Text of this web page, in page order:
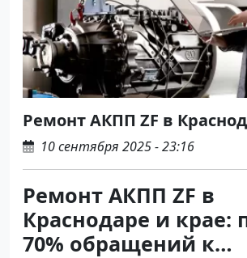
Ремонт АКПП ZF в
10 сентября 2025 - 23:16
Ремонт АКПП ZF в
Краснодаре и крае:
70% обращений к